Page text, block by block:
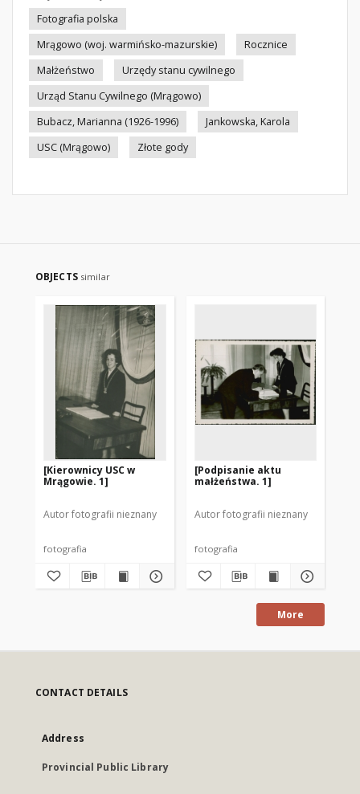
Fotografia polska
Mrągowo (woj. warmińsko-mazurskie)
Rocznice
Małżeństwo
Urzędy stanu cywilnego
Urząd Stanu Cywilnego (Mrągowo)
Bubacz, Marianna (1926-1996)
Jankowska, Karola
USC (Mrągowo)
Złote gody
OBJECTS similar
[Kierownicy USC w
Mrągowie. 1]
Autor fotografii nieznany
fotografia
[Podpisanie aktu
małżeństwa. 1]
Autor fotografii nieznany
fotografia
More
CONTACT DETAILS
Address
Provincial Public Library